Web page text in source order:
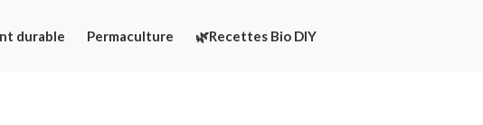
durable Permaculture 🌿Recettes Bio DIY